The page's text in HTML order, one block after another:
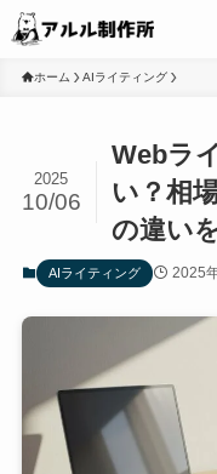
ホーム AIライティング
Webラ
い？相
の違い
2025
10/06
AIライティング 2025